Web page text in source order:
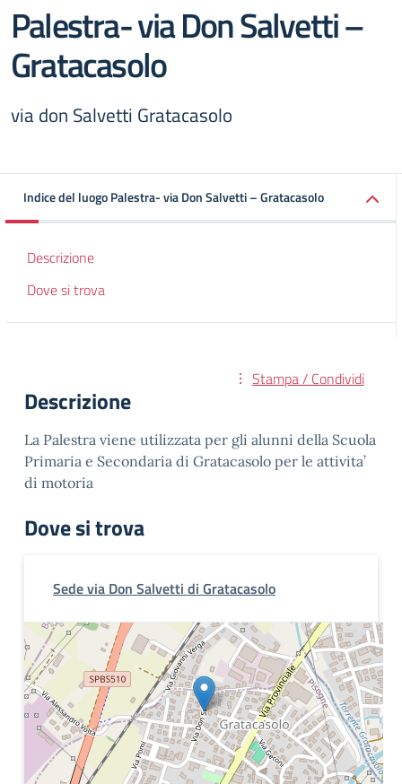
Palestra- via Don Salvetti –
Gratacasolo
via don Salvetti Gratacasolo
Indice del luogo Palestra- via Don Salvetti – Gratacasolo
Descrizione
Dove si trova
Stampa / Condividi
Descrizione
La Palestra viene utilizzata per gli alunni della Scuola
Primaria e Secondaria di Gratacasolo per le attivita’
di motoria
Dove si trova
Sede via Don Salvetti di Gratacasolo